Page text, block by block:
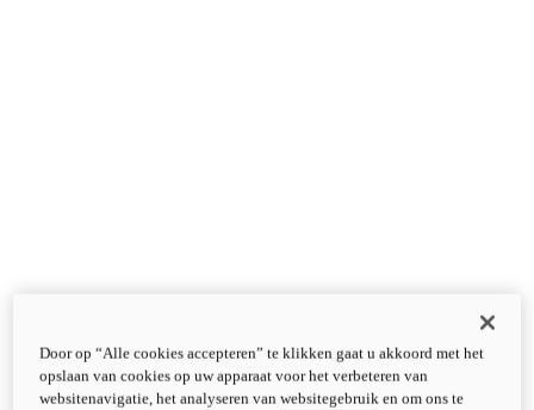
Door op “Alle cookies accepteren” te klikken gaat u akkoord met het
opslaan van cookies op uw apparaat voor het verbeteren van
websitenavigatie, het analyseren van websitegebruik en om ons te